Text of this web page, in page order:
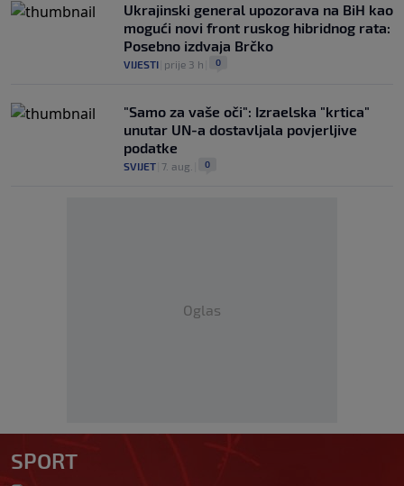
Ukrajinski general upozorava na BiH kao
mogući novi front ruskog hibridnog rata:
Posebno izdvaja Brčko
VIJESTI prije 3 h 0
"Samo za vaše oči": Izraelska "krtica"
unutar UN-a dostavljala povjerljive
podatke
SVIJET 7. aug. 0
Oglas
SPORT